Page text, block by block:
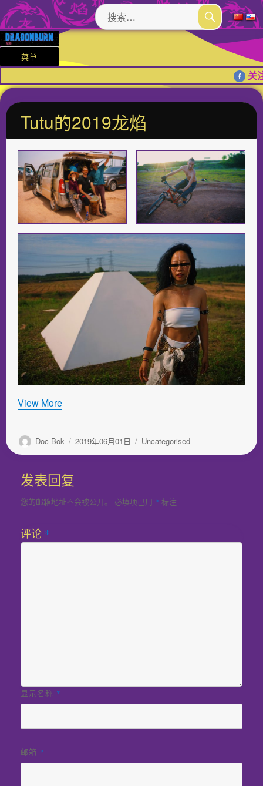
搜
索：
搜
菜单
关
Tutu的2019龙焰
View More
作
者
Doc Bok
发
布
2019年06月01日
分
类
Uncategorised
发表回复
您的邮箱地址不会被公开。 必填项已用 * 标注
评论 *
显示名称 *
邮箱 *